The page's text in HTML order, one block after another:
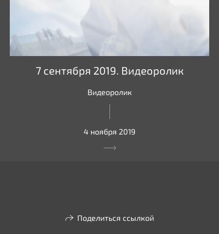
7 сентября 2019. Видеоролик
Видеоролик
4 ноября 2019
Поделиться ссылкой